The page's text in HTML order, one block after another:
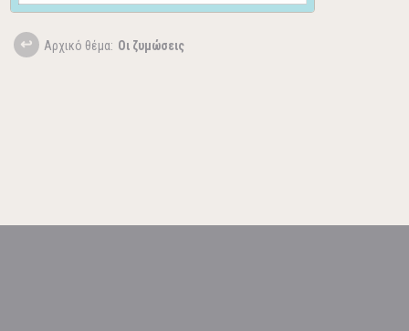
Aρχικό θέμα: Οι ζυμώσεις